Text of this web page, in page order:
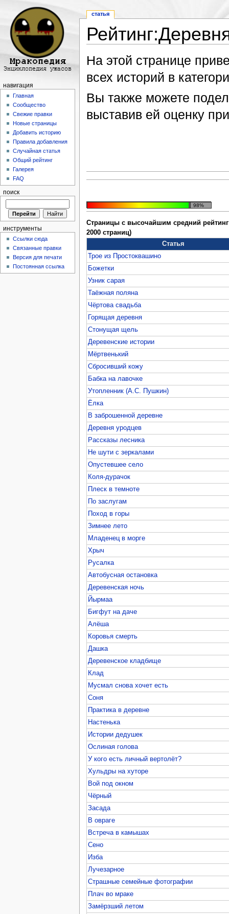
На этой странице
всех историй в
Вы также можете
выставив ей оценку
98%
Страницы с высочайшим средний
2000 страниц)
Статья
Трое из Простоквашино
Божетки
Узник сарая
Таёжная поляна
Чёртова свадьба
Горящая деревня
Стонущая щель
Деревенские истории
Мёртвенький
Сбросивший кожу
Бабка на лавочке
Утопленник (А.С. Пушкин)
Ёлка
В заброшенной деревне
Деревня уродцев
Рассказы лесника
Не шути с зеркалами
Опустевшее село
Коля-дурачок
Плеск в темноте
По заслугам
Поход в горы
Зимнее лето
Младенец в морге
Хрыч
Русалка
Автобусная остановка
Деревенская ночь
Йырмаа
Бигфут на даче
Алёша
Коровья смерть
Дашка
Деревенское кладбище
Клад
Мусмал снова хочет есть
Соня
Практика в деревне
Настенька
Истории дедушек
Ослиная голова
У кого есть личный вертолёт?
Хульдры на хуторе
Вой под окном
Чёрный
Засада
В овраге
Встреча в камышах
Сено
Изба
Лучезарное
Страшные семейные фотографии
Плач во мраке
Замёрзший летом
статья
навигация
Главная
Сообщество
Свежие правки
Новые страницы
Добавить историю
Правила добавления
Случайная статья
Общий рейтинг
Галерея
FAQ
поиск
инструменты
Ссылки сюда
Связанные правки
Версия для печати
Постоянная ссылка